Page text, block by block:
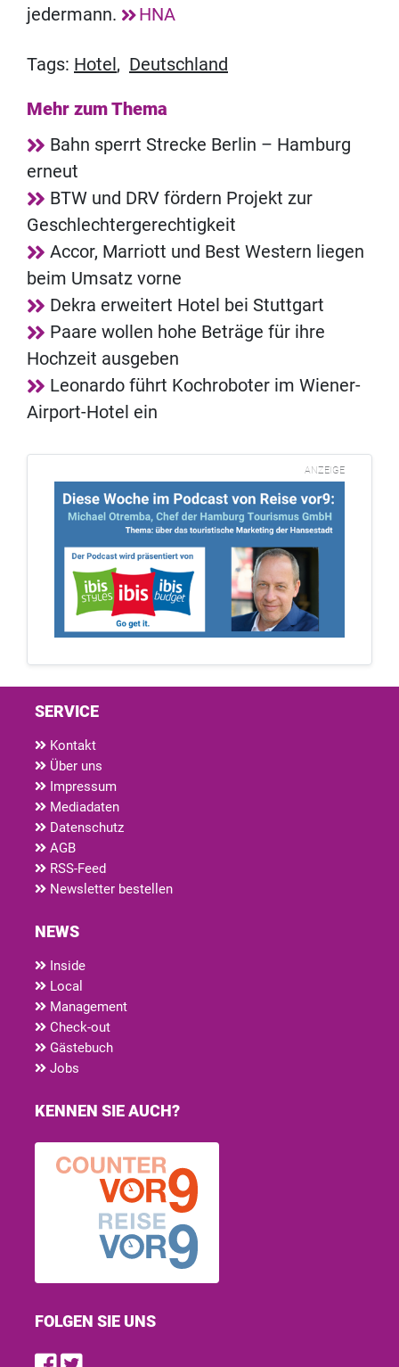
jedermann.
HNA
Tags: Hotel , Deutschland
Mehr zum Thema
Bahn sperrt Strecke Berlin – Hamburg
erneut
BTW und DRV fördern Projekt zur
Geschlechtergerechtigkeit
Accor, Marriott und Best Western liegen
beim Umsatz vorne
Dekra erweitert Hotel bei Stuttgart
Paare wollen hohe Beträge für ihre
Hochzeit ausgeben
Leonardo führt Kochroboter im Wiener-
Airport-Hotel ein
ANZEIGE
SERVICE
Kontakt
Über uns
Impressum
Mediadaten
Datenschutz
AGB
RSS-Feed
Newsletter bestellen
NEWS
Inside
Local
Management
Check-out
Gästebuch
Jobs
KENNEN SIE AUCH?
FOLGEN SIE UNS